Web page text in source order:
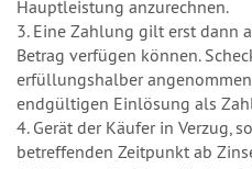
Hauptleistung anzurechnen.
3. Eine Zahlung gilt erst dann
Betrag verfügen können.
erfüllungshalber
endgültigen Einlösung als
4. Gerät der Käufer in Verzug,
betreffenden Zeitpunkt ab